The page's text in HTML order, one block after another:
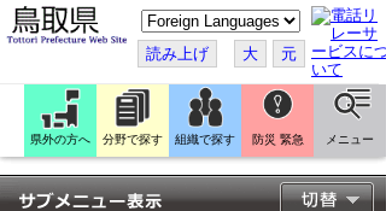
こ
の
ペ
ー
ジ
翻
訳
す
る
読み上げ 大 元
県外の方へ 分野で探す 組織で探す 防災 緊急 メニュー